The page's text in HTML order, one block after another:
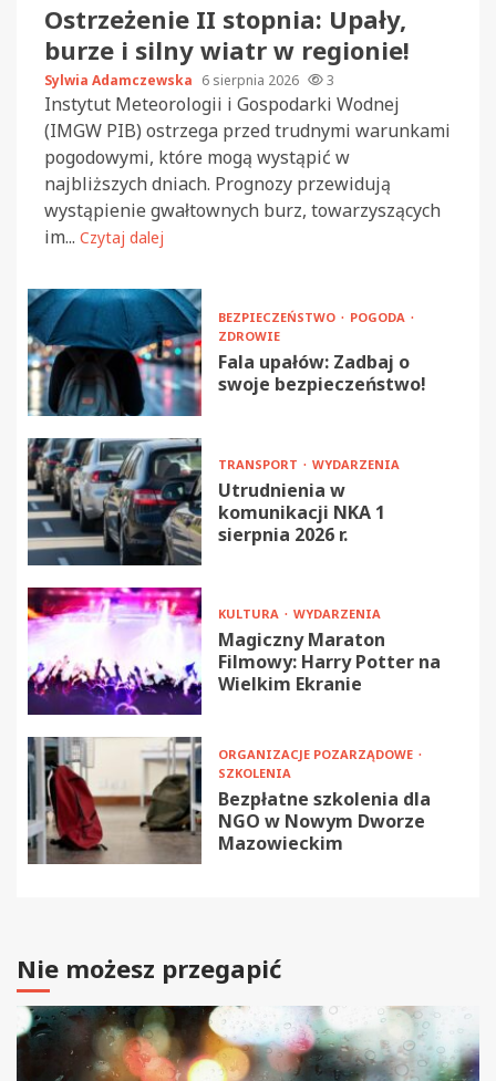
Ostrzeżenie II stopnia: Upały,
burze i silny wiatr w regionie!
Sylwia Adamczewska 6 sierpnia 2026 3
Instytut Meteorologii i Gospodarki Wodnej
(IMGW PIB) ostrzega przed trudnymi warunkami
pogodowymi, które mogą wystąpić w
najbliższych dniach. Prognozy przewidują
wystąpienie gwałtownych burz, towarzyszących
im... Czytaj dalej
BEZPIECZEŃSTWO
POGODA
ZDROWIE
Fala upałów: Zadbaj o
swoje bezpieczeństwo!
TRANSPORT WYDARZENIA
Utrudnienia w
komunikacji NKA 1
sierpnia 2026 r.
KULTURA WYDARZENIA
Magiczny Maraton
Filmowy: Harry Potter na
Wielkim Ekranie
ORGANIZACJE POZARZĄDOWE
SZKOLENIA
Bezpłatne szkolenia dla
NGO w Nowym Dworze
Mazowieckim
Nie możesz przegapić